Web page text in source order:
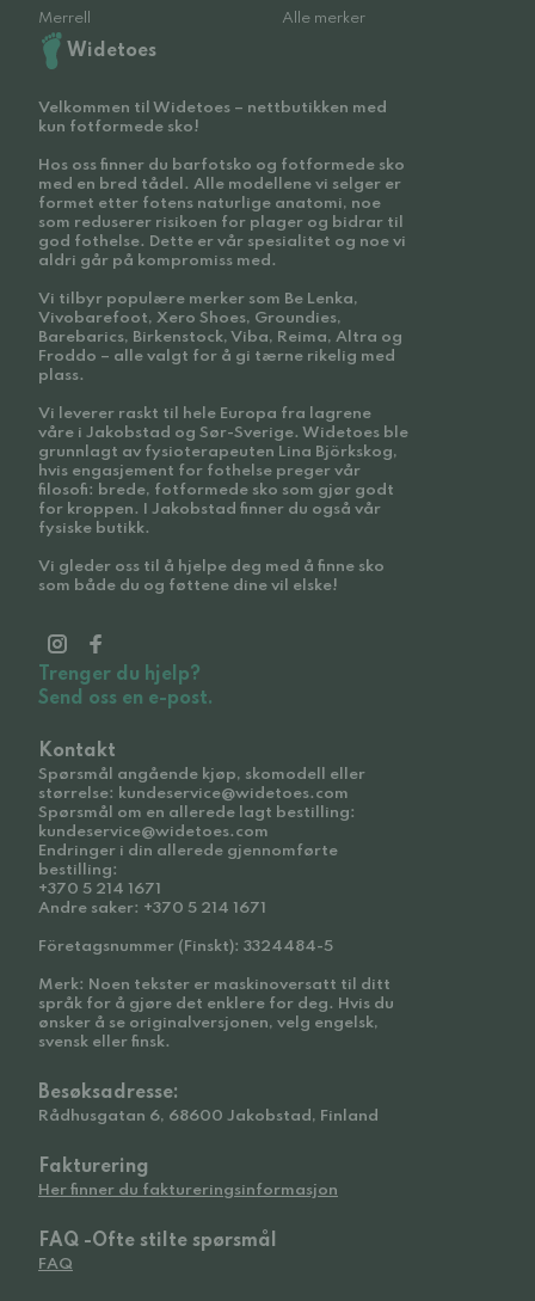
Merrell
Alle merker
Widetoes
Velkommen til Widetoes – nettbutikken med
kun fotformede sko!
Hos oss finner du barfotsko og fotformede sko
med en bred tådel. Alle modellene vi selger er
formet etter fotens naturlige anatomi, noe
som reduserer risikoen for plager og bidrar til
god fothelse. Dette er vår spesialitet og noe vi
aldri går på kompromiss med.
Vi tilbyr populære merker som Be Lenka,
Vivobarefoot, Xero Shoes, Groundies,
Barebarics, Birkenstock, Viba, Reima, Altra og
Froddo – alle valgt for å gi tærne rikelig med
plass.
Vi leverer raskt til hele Europa fra lagrene
våre i Jakobstad og Sør-Sverige. Widetoes ble
grunnlagt av fysioterapeuten Lina Björkskog,
hvis engasjement for fothelse preger vår
filosofi: brede, fotformede sko som gjør godt
for kroppen. I Jakobstad finner du også vår
fysiske butikk.
Vi gleder oss til å hjelpe deg med å finne sko
som både du og føttene dine vil elske!
Trenger du hjelp?
Send oss en e-post.
Kontakt
Spørsmål angående kjøp, skomodell eller
størrelse: kundeservice@widetoes.com
Spørsmål om en allerede lagt bestilling:
kundeservice@widetoes.com
Endringer i din allerede gjennomførte
bestilling:
+370 5 214 1671
Andre saker: +370 5 214 1671
Företagsnummer (Finskt): 3324484-5
Merk: Noen tekster er maskinoversatt til ditt
språk for å gjøre det enklere for deg. Hvis du
ønsker å se originalversjonen, velg engelsk,
svensk eller finsk.
Besøksadresse:
Rådhusgatan 6, 68600 Jakobstad, Finland
Fakturering
Her finner du faktureringsinformasjon
FAQ -Ofte stilte spørsmål
FAQ